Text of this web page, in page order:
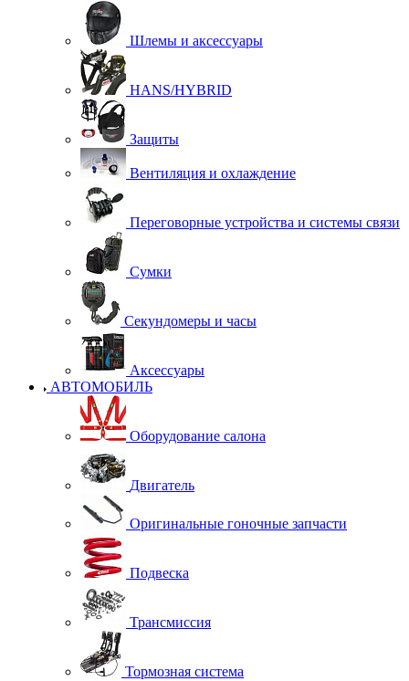
Шлемы и аксессуары
HANS/HYBRID
Защиты
Вентиляция и охлаждение
Переговорные устройства и системы связи
Сумки
Секундомеры и часы
Аксессуары
АВТОМОБИЛЬ
Оборудование салона
Двигатель
Оригинальные гоночные запчасти
Подвеска
Трансмиссия
Тормозная система